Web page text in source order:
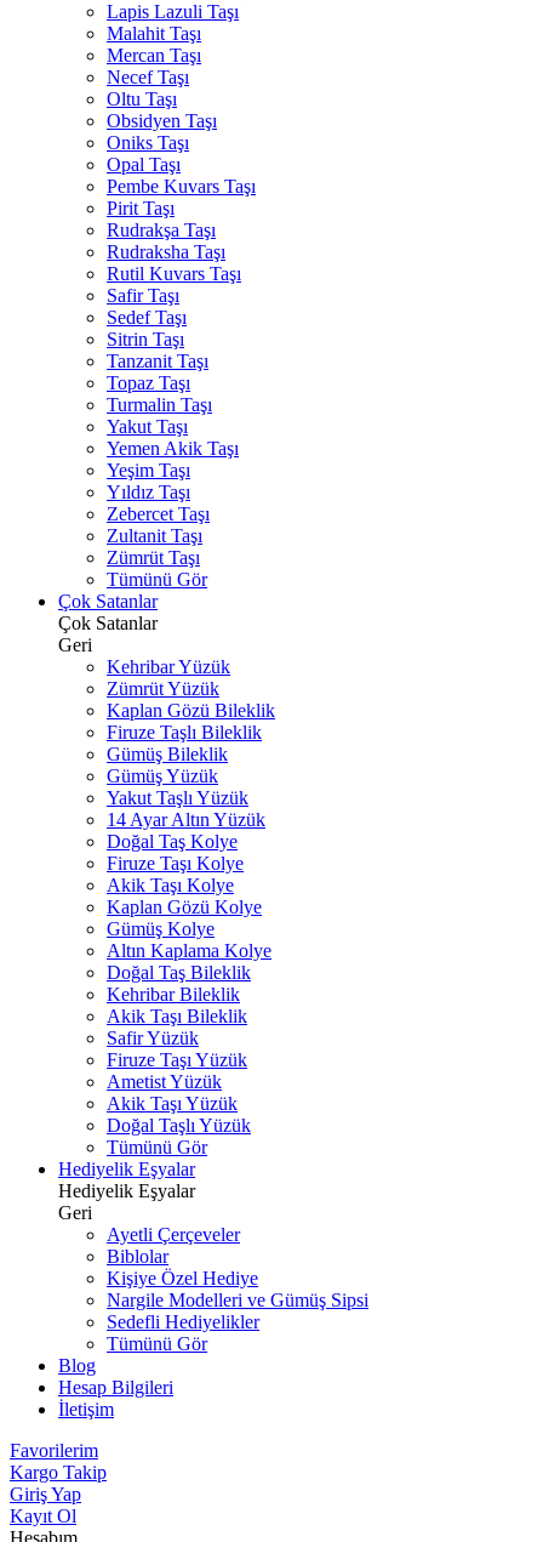
Lapis Lazuli Taşı
Malahit Taşı
Mercan Taşı
Necef Taşı
Oltu Taşı
Obsidyen Taşı
Oniks Taşı
Opal Taşı
Pembe Kuvars Taşı
Pirit Taşı
Rudrakşa Taşı
Rudraksha Taşı
Rutil Kuvars Taşı
Safir Taşı
Sedef Taşı
Sitrin Taşı
Tanzanit Taşı
Topaz Taşı
Turmalin Taşı
Yakut Taşı
Yemen Akik Taşı
Yeşim Taşı
Yıldız Taşı
Zebercet Taşı
Zultanit Taşı
Zümrüt Taşı
Tümünü Gör
Çok Satanlar
Çok Satanlar
Geri
Kehribar Yüzük
Zümrüt Yüzük
Kaplan Gözü Bileklik
Firuze Taşlı Bileklik
Gümüş Bileklik
Gümüş Yüzük
Yakut Taşlı Yüzük
14 Ayar Altın Yüzük
Doğal Taş Kolye
Firuze Taşı Kolye
Akik Taşı Kolye
Kaplan Gözü Kolye
Gümüş Kolye
Altın Kaplama Kolye
Doğal Taş Bileklik
Kehribar Bileklik
Akik Taşı Bileklik
Safir Yüzük
Firuze Taşı Yüzük
Ametist Yüzük
Akik Taşı Yüzük
Doğal Taşlı Yüzük
Tümünü Gör
Hediyelik Eşyalar
Hediyelik Eşyalar
Geri
Ayetli Çerçeveler
Biblolar
Kişiye Özel Hediye
Nargile Modelleri ve Gümüş Sipsi
Sedefli Hediyelikler
Tümünü Gör
Blog
Hesap Bilgileri
İletişim
Favorilerim
Kargo Takip
Giriş Yap
Kayıt Ol
Hesabım